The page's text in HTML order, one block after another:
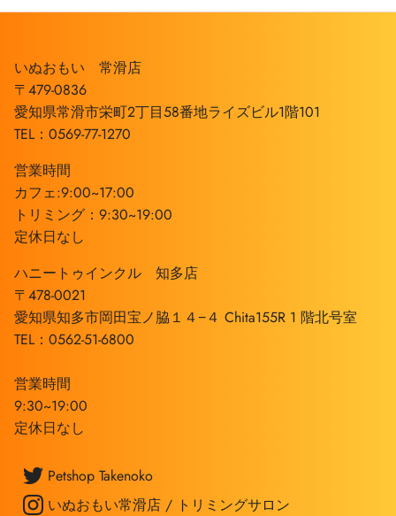
いぬおもい 常滑店
〒479-0836
愛知県常滑市栄町2丁目58番地ライズビル1階101
TEL：0569-77-1270
営業時間
カフェ:9:00~17:00
トリミング：9:30~19:00
定休日なし
ハニートゥインクル 知多店
〒478-0021
愛知県知多市岡田宝ノ脇１４−４ Chita155R 1 階北号室
TEL：0562-51-6800
営業時間
9:30~19:00
定休日なし
Petshop Takenoko
いぬおもい常滑店 / トリミングサロン